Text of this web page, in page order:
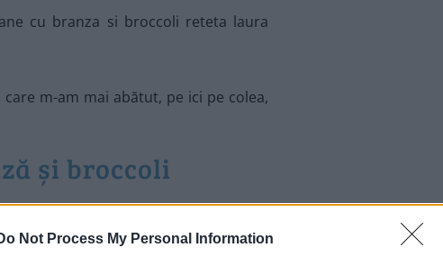
Not Process My Personal Information
care m-am mai abătut, pe ici pe colea,
și broccoli
în buchețele mici